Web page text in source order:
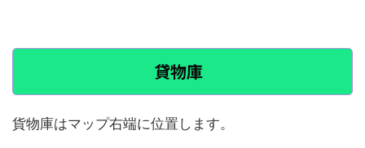
貸物庫
貨物庫はマップ右端に位置します。